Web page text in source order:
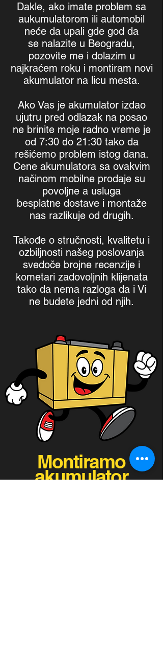
Dakle, ako imate problem sa
aukumulatorom ili automobil
neće da upali gde god da
se nalazite u Beogradu,
pozovite me i dolazim u
najkraćem roku i montiram novi
akumulator na licu mesta.
Ako Vas je akumulator izdao
ujutru pred odlazak na posao
ne brinite moje radno vreme je
od 7:30 do 21:30 tako da
rešićemo problem istog dana.
Cene akumulatora sa ovakvim
načinom mobilne prodaje su
povoljne a usluga
besplatne dostave i montaže
nas razlikuje od drugih.
Takođe o stručnosti, kvalitetu i
ozbiljnosti našeg poslovanja
svedoče brojne recenzije i
kometari zadovoljnih klijenata
tako da nema razloga da i Vi
ne budete jedni od njih.
Montiramo
akumulator